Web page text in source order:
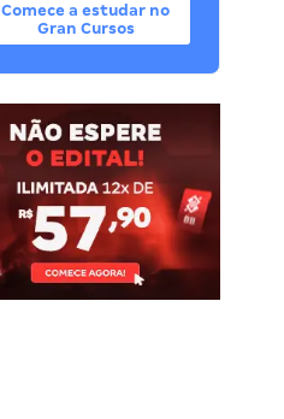
Comece a estudar no
Gran Cursos